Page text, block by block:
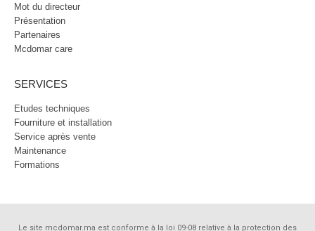
Mot du directeur
Présentation
Partenaires
Mcdomar care
SERVICES
Etudes techniques
Fourniture et installation
Service après vente
Maintenance
Formations
Le site mcdomar.ma est conforme à la loi 09-08 relative à la protection des